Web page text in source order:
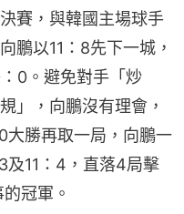
賽，與韓國主場球手
鵬以11：8先下一城，
0。避免對手「炒
」，向鵬沒有理會，
大勝再取一局，向鵬一
及11：4，直落4局擊
冠軍。